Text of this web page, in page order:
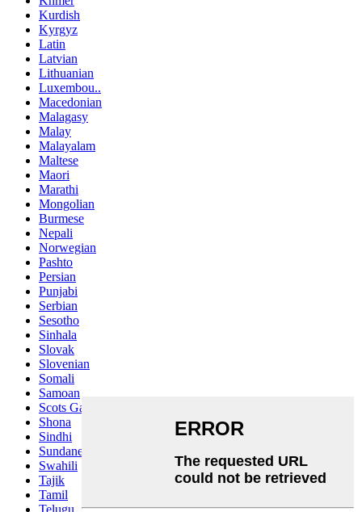
Kurdish
Kyrgyz
Latin
Latvian
Lithuanian
Luxembou..
Macedonian
Malagasy
Malay
Malayalam
Maltese
Maori
Marathi
Mongolian
Burmese
Nepali
Norwegian
Pashto
Persian
Punjabi
Serbian
Sesotho
Sinhala
Slovak
Slovenian
Somali
Samoan
Scots Gaelic
Shona
Sindhi
Sundanese
Swahili
Tajik
Tamil